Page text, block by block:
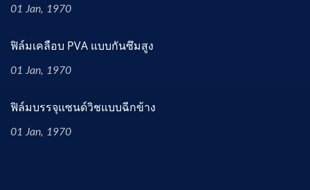
01 Jan, 1970
ฟิล์มเคลือบ PVA แบบกันซึมสูง
01 Jan, 1970
ฟิล์มบรรจุแซนด์วิชแบบฉีกข้าง
01 Jan, 1970